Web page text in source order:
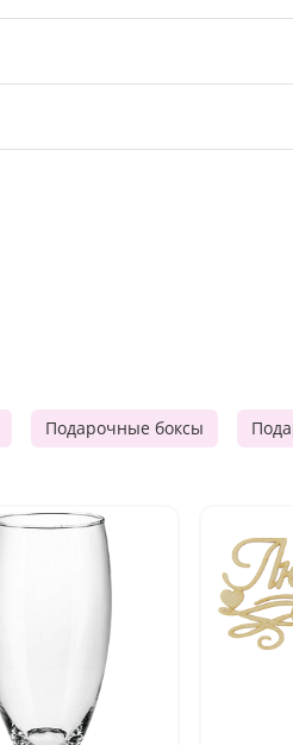
Подарочные боксы